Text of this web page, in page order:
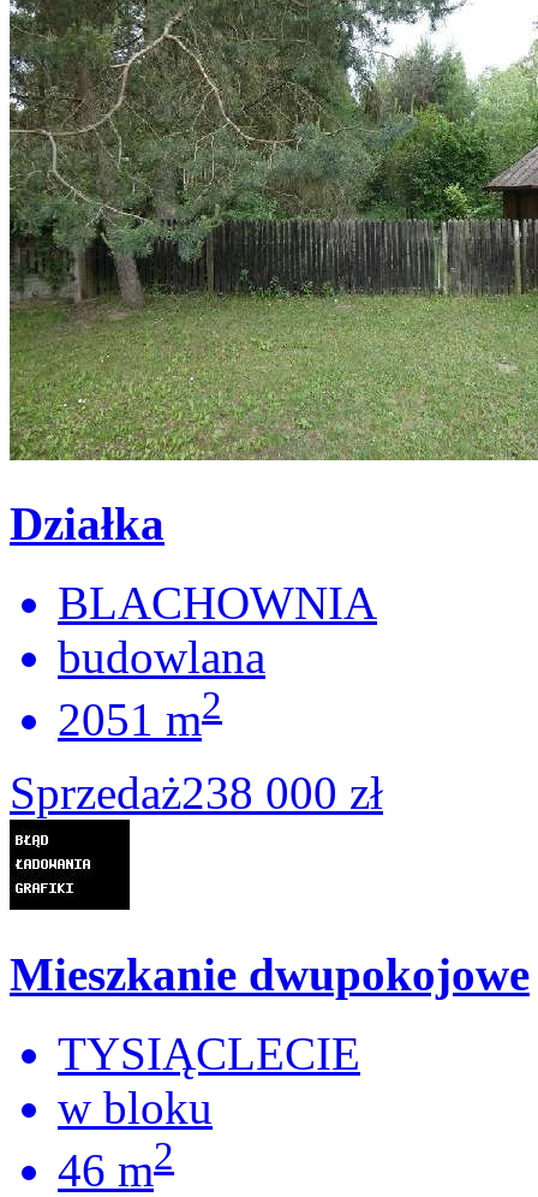
Działka
BLACHOWNIA
budowlana
2051 m2
Sprzedaż238 000 zł
Mieszkanie dwupokojowe
TYSIĄCLECIE
w bloku
46 m2